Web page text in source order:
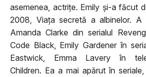
asemenea, actrițe. Emily și-a făcut
2008, Viața secretă a albinelor. A
Amanda Clarke din serialul
Code Black, Emily Gardener în
Eastwick, Emma Lavery în
Children. Ea a mai apărut în